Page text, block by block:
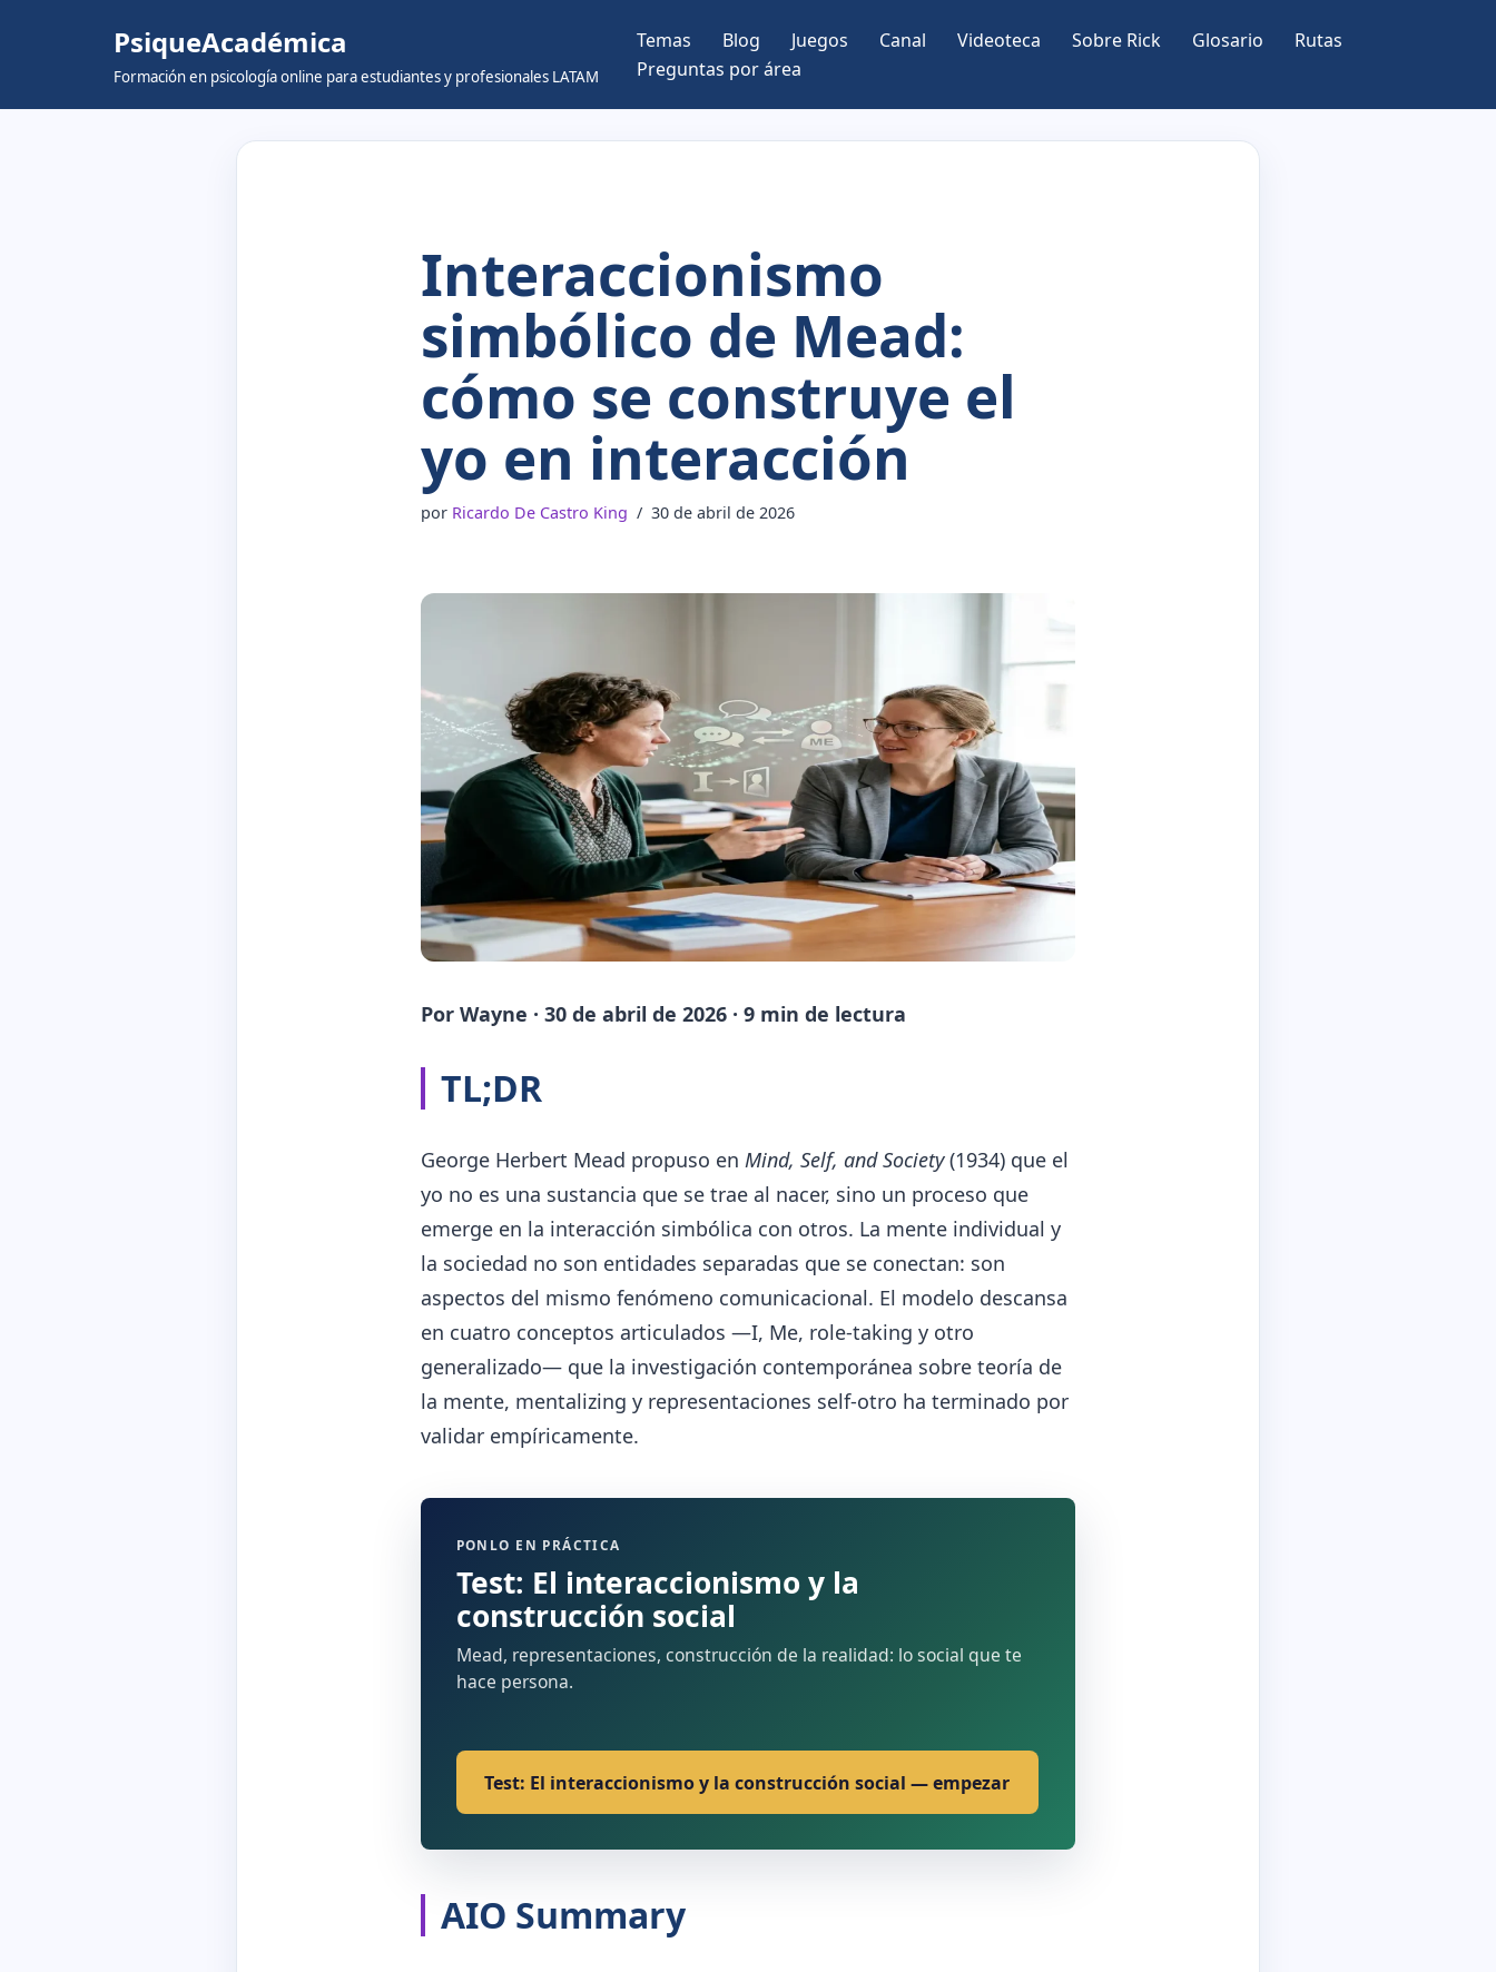
PsiqueAcadémica
Formación en psicología online para estudiantes y profesionales LATAM
Temas Blog Juegos Canal Videoteca Sobre Rick Glosario
Rutas
Preguntas por área
Interaccionismo
simbólico de Mead:
cómo se construye el
yo en interacción
por Ricardo De Castro King 30 de abril de 2026
Por Wayne · 30 de abril de 2026 · 9 min de lectura
TL;DR
George Herbert Mead propuso en Mind, Self, and Society(1934) que el
yo no es una sustancia que se trae al nacer, sino un proceso que
emerge en la interacción simbólica con otros. La mente individual y
la sociedad no son entidades separadas que se conectan: son
aspectos del mismo fenómeno comunicacional. El modelo descansa
en cuatro conceptos articulados —I, Me, role-taking y otro
generalizado— que la investigación contemporánea sobre teoría de
la mente, mentalizing y representaciones self-otro ha terminado por
validar empíricamente.
PONLO EN PRÁCTICA
Test: El interaccionismo y la
construcción social
Mead, representaciones, construcción de la realidad: lo social que te
hace persona.
Test: El interaccionismo y la construcción social — empezar
AIO Summary